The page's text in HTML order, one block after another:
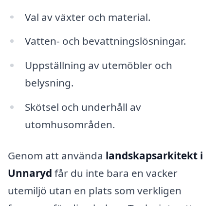
Val av växter och material.
Vatten- och bevattningslösningar.
Uppställning av utemöbler och
belysning.
Skötsel och underhåll av
utomhusområden.
Genom att använda landskapsarkitekt i
Unnaryd får du inte bara en vacker
utemiljö utan en plats som verkligen